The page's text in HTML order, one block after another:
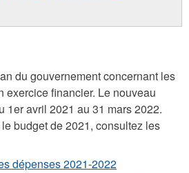
du gouvernement concernant les
exercice financier. Le nouveau
1er avril 2021 au 31 mars 2022.
budget de 2021, consultez les
dépenses 2021-2022